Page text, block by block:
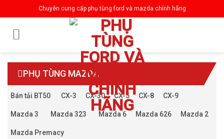
to
content
Chuyên cung cấp phụ tùng ford và mazda chính hãng
PHỤ TÙNG MAZDA
Bán tải BT50 CX-3 CX-30 CX-5 CX-8 CX-9
Mazda 3 Mazda 323 Mazda 6 Mazda 626 Mazda 2
Mazda Premacy